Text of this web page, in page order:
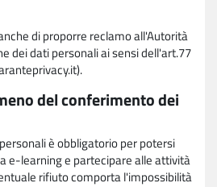
di proporre reclamo all'Autorità
dei dati personali ai sensi dell'art.77
del conferimento dei
è obbligatorio per potersi
e-learning e partecipare alle attività
rifiuto comporta l'impossibilità